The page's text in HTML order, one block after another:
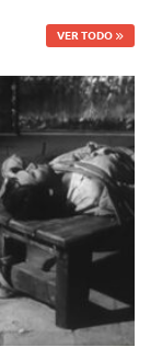
VER TODO